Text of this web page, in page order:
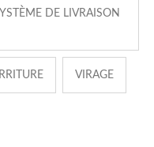
DE LIVRAISON
VIRAGE